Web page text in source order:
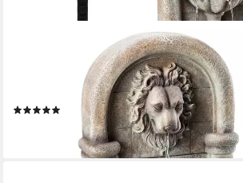
Gartenbrunnen Faro mit LED-Beleuchtung,
cm, 49,5 cm Breite, mediterranes
inkl. Pumpe, Trafo und LEDs
lieferbar - in 4-5 Werktagen bei dir